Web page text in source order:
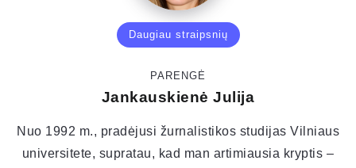
Daugiau straipsnių
PARENGĖ
Jankauskienė Julija
Nuo 1992 m., pradėjusi žurnalistikos studijas Vilniaus
universitete, supratau, kad man artimiausia kryptis –